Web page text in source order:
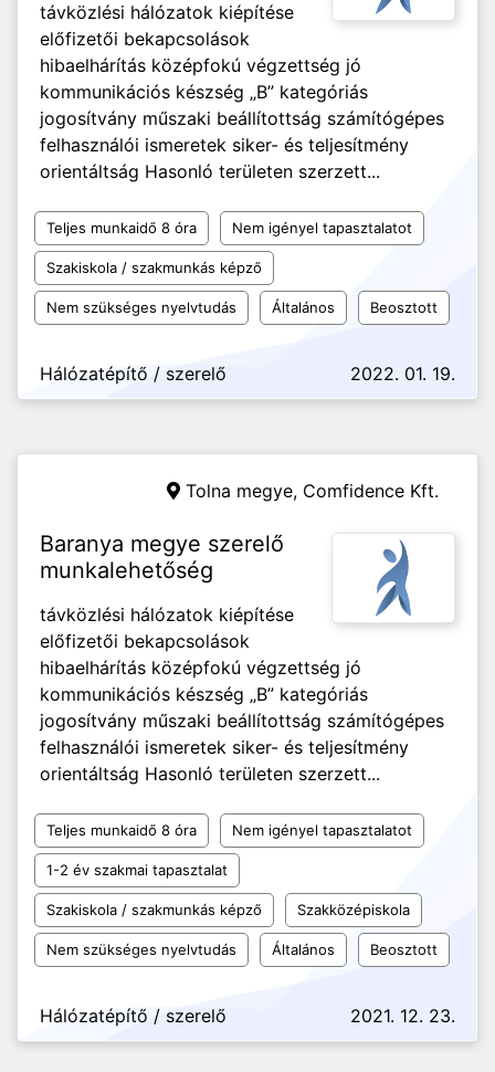
távközlési hálózatok kiépítése
előfizetői bekapcsolások
hibaelhárítás középfokú végzettség jó
kommunikációs készség „B” kategóriás
jogosítvány műszaki beállítottság számítógépes
felhasználói ismeretek siker- és teljesítmény
orientáltság Hasonló területen szerzett...
Teljes munkaidő 8 óra Nem igényel tapasztalatot
Szakiskola / szakmunkás képző
Nem szükséges nyelvtudás Általános Beosztott
Hálózatépítő / szerelő 2022. 01. 19.
Tolna megye, Comfidence Kft.
Baranya megye szerelő
munkalehetőség
távközlési hálózatok kiépítése
előfizetői bekapcsolások
hibaelhárítás középfokú végzettség jó
kommunikációs készség „B” kategóriás
jogosítvány műszaki beállítottság számítógépes
felhasználói ismeretek siker- és teljesítmény
orientáltság Hasonló területen szerzett...
Teljes munkaidő 8 óra Nem igényel tapasztalatot
1-2 év szakmai tapasztalat
Szakiskola / szakmunkás képző Szakközépiskola
Nem szükséges nyelvtudás Általános Beosztott
Hálózatépítő / szerelő 2021. 12. 23.